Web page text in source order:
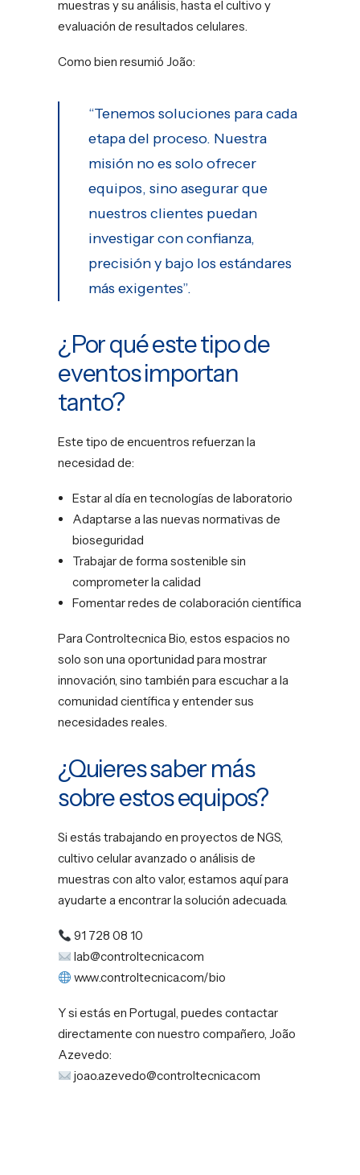
muestras y su análisis, hasta el cultivo y
evaluación de resultados celulares.
Como bien resumió João:
“Tenemos soluciones para cada
etapa del proceso. Nuestra
misión no es solo ofrecer
equipos, sino asegurar que
nuestros clientes puedan
investigar con confianza,
precisión y bajo los estándares
más exigentes”.
¿Por qué este tipo de
eventos importan
tanto?
Este tipo de encuentros refuerzan la
necesidad de:
Estar al día en tecnologías de laboratorio
Adaptarse a las nuevas normativas de
bioseguridad
Trabajar de forma sostenible sin
comprometer la calidad
Fomentar redes de colaboración científica
Para Controltecnica Bio, estos espacios no
solo son una oportunidad para mostrar
innovación, sino también para escuchar a la
comunidad científica y entender sus
necesidades reales.
¿Quieres saber más
sobre estos equipos?
Si estás trabajando en proyectos de NGS,
cultivo celular avanzado o análisis de
muestras con alto valor, estamos aquí para
ayudarte a encontrar la solución adecuada.
91 728 08 10
lab@controltecnica.com
www.controltecnica.com/bio
Y si estás en Portugal, puedes contactar
directamente con nuestro compañero, João
Azevedo:
joao.azevedo@controltecnica.com